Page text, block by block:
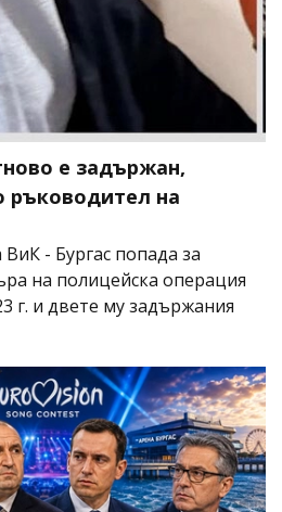
е задържан,
ръководител на
- Бургас попада за
на полицейска операция
г. и двете му задържания